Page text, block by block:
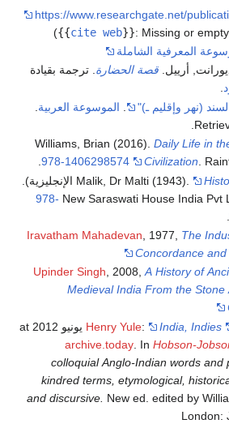
https://www.researchgate.net/
{{cite web}}: Missing or empty
)
المعرفية الشاملة
أرييل. قصة الحضارة. ترجمة بقيادة
.
(نهر وإقليم ـ)" الموسوعة العربية
Williams, Brian (2016).Daily Life in
Civilization.
978-1406298574
.
Malik, Dr Malti (1943). (in الإنجليزية).
New Saraswati House India Pvt
978-
Iravatham Mahadevan , 1977, The
Concordance and
Upinder Singh, 2008,A History of
Medieval India From the Stone
Henry Yule: India, Indies
archive.today . InHobson-
colloquial Anglo-Indian words and
kindred terms, etymological,
and discursive. New ed. edited by
London: